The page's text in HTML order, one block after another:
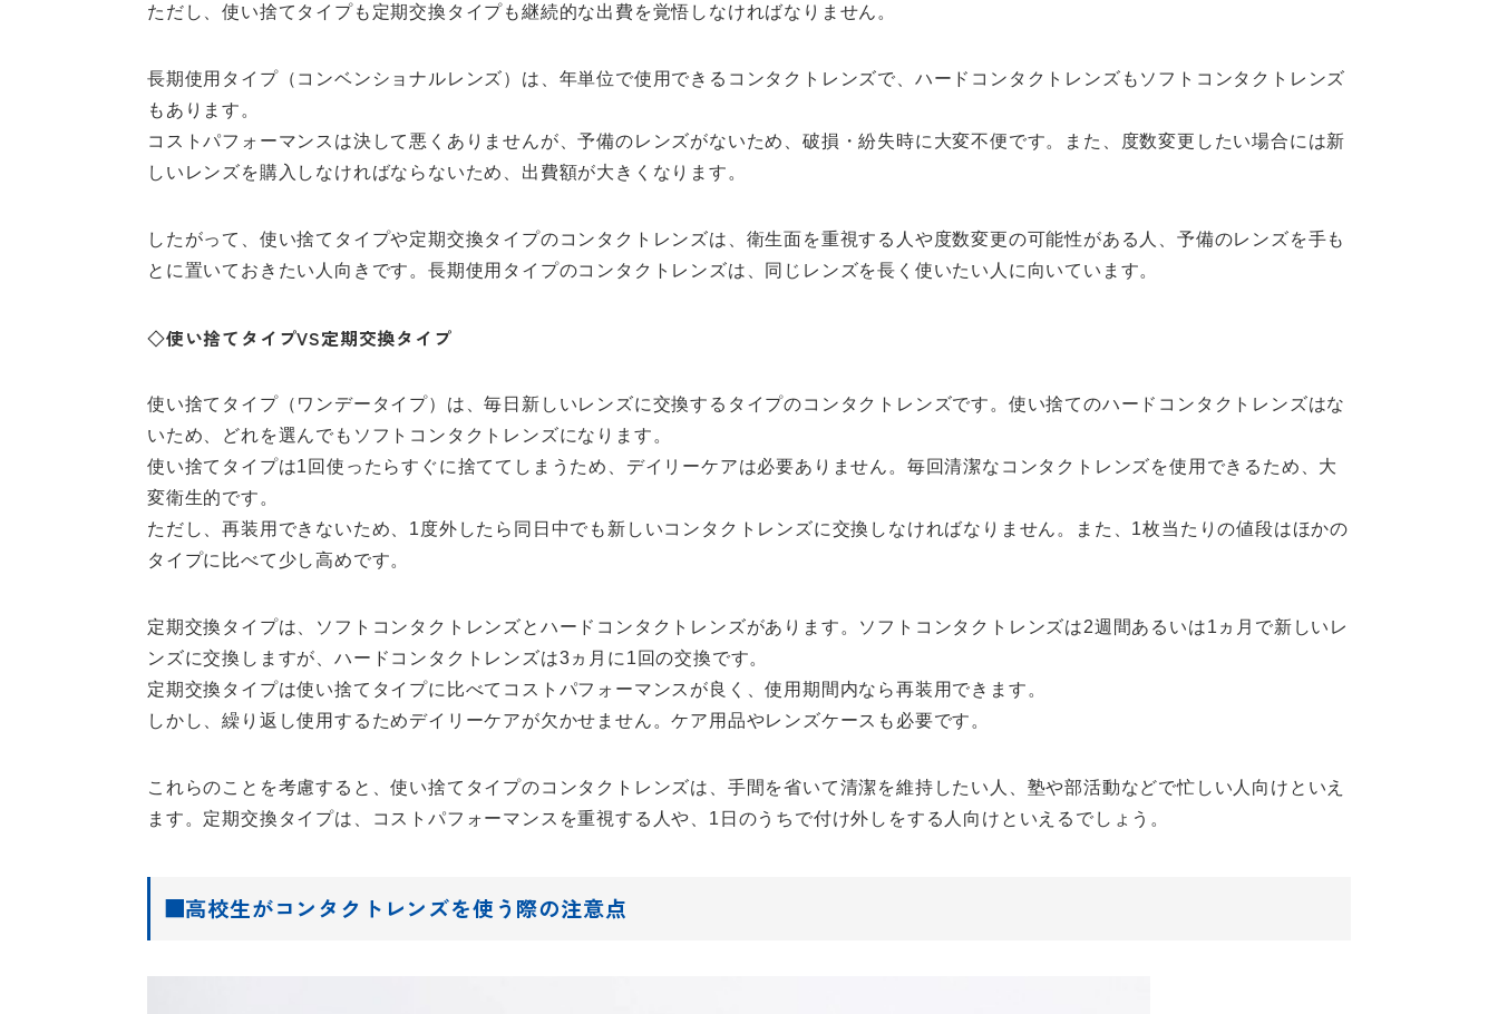
ただし、使い捨てタイプも定期交換タイプも継続的な出費を覚悟しなければなりません。
長期使用タイプ（コンベンショナルレンズ）は、年単位で使用できるコンタクトレンズで、ハードコンタクトレンズもソフトコンタクトレンズ
もあります。
コストパフォーマンスは決して悪くありませんが、予備のレンズがないため、破損・紛失時に大変不便です。また、度数変更したい場合には新
しいレンズを購入しなければならないため、出費額が大きくなります。
したがって、使い捨てタイプや定期交換タイプのコンタクトレンズは、衛生面を重視する人や度数変更の可能性がある人、予備のレンズを手も
とに置いておきたい人向きです。長期使用タイプのコンタクトレンズは、同じレンズを長く使いたい人に向いています。
◇使い捨てタイプVS定期交換タイプ
使い捨てタイプ（ワンデータイプ）は、毎日新しいレンズに交換するタイプのコンタクトレンズです。使い捨てのハードコンタクトレンズはな
いため、どれを選んでもソフトコンタクトレンズになります。
使い捨てタイプは1回使ったらすぐに捨ててしまうため、デイリーケアは必要ありません。毎回清潔なコンタクトレンズを使用できるため、大
変衛生的です。
ただし、再装用できないため、1度外したら同日中でも新しいコンタクトレンズに交換しなければなりません。また、1枚当たりの値段はほかの
タイプに比べて少し高めです。
定期交換タイプは、ソフトコンタクトレンズとハードコンタクトレンズがあります。ソフトコンタクトレンズは2週間あるいは1ヵ月で新しいレ
ンズに交換しますが、ハードコンタクトレンズは3ヵ月に1回の交換です。
定期交換タイプは使い捨てタイプに比べてコストパフォーマンスが良く、使用期間内なら再装用できます。
しかし、繰り返し使用するためデイリーケアが欠かせません。ケア用品やレンズケースも必要です。
これらのことを考慮すると、使い捨てタイプのコンタクトレンズは、手間を省いて清潔を維持したい人、塾や部活動などで忙しい人向けといえ
ます。定期交換タイプは、コストパフォーマンスを重視する人や、1日のうちで付け外しをする人向けといえるでしょう。
■高校生がコンタクトレンズを使う際の注意点